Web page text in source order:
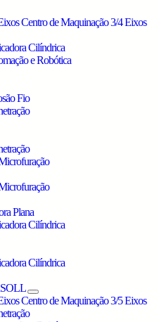
Centro de Maquinação 3/4 Eixos
Cilíndrica
e Robótica
Fio
Plana
Cilíndrica
Cilíndrica
Centro de Maquinação 3/5 Eixos